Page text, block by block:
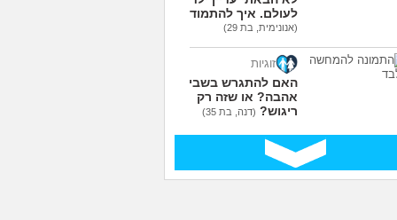
לעולם. איך להתמודד?
(אנונימית, בת 29)
זוגיות
האם להתגרש בשביל
אהבה? או שזה רק
ריגוש? (דנה, בת 35)